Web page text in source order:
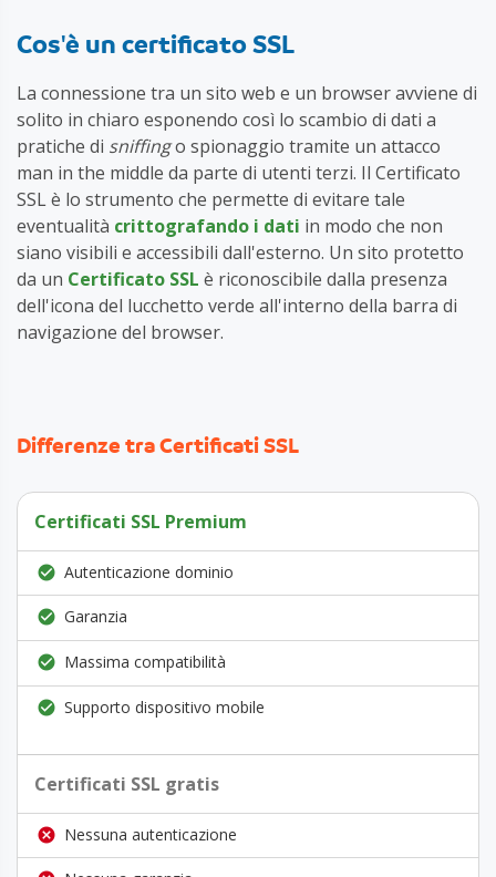
Cos'è un certificato SSL
La connessione tra un sito web e un browser avviene di
solito in chiaro esponendo così lo scambio di dati a
pratiche di sniffingo spionaggio tramite un attacco
man in the middle da parte di utenti terzi. Il Certificato
SSL è lo strumento che permette di evitare tale
eventualità crittografando i dati in modo che non
siano visibili e accessibili dall'esterno. Un sito protetto
da un Certificato SSL è riconoscibile dalla presenza
dell'icona del lucchetto verde all'interno della barra di
navigazione del browser.
Differenze tra Certificati SSL
Certificati SSL Premium
Autenticazione dominio
Garanzia
Massima compatibilità
Supporto dispositivo mobile
Certificati SSL gratis
Nessuna autenticazione